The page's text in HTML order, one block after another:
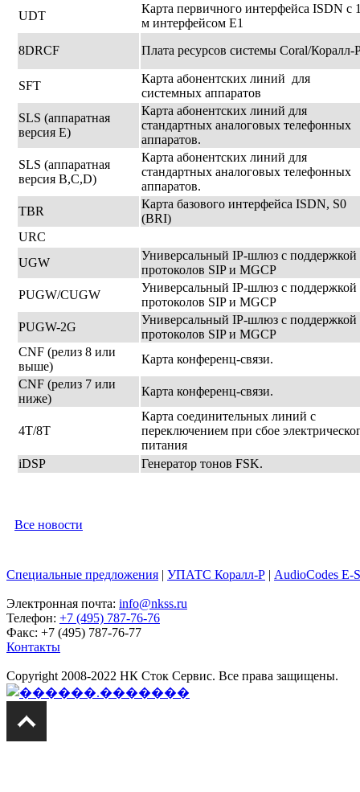
UDT
Карта первичного интерфейса ISDN с
м интерфейсом Е1
8DRCF
Плата ресурсов системы Coral/Коралл-
SFT
Карта абонентских линий для
системных аппаратов
SLS (аппаратная
версия E)
Карта абонентских линий для
стандартных аналоговых телефонных
аппаратов.
SLS (аппаратная
версия B,C,D)
Карта абонентских линий для
стандартных аналоговых телефонных
аппаратов.
TBR
Карта базового интерфейса ISDN, S0
(BRI)
URC
UGW
Универсальный IP-шлюз с поддержкой
протоколов SIP и MGCP
PUGW/CUGW
Универсальный IP-шлюз с поддержкой
протоколов SIP и MGCP
PUGW-2G
Универсальный IP-шлюз с поддержкой
протоколов SIP и MGCP
CNF (релиз 8 или
выше)
Карта конференц-связи.
CNF (релиз 7 или
ниже)
Карта конференц-связи.
4T/8T
Карта соединительных линий с
переключением при сбое
питания
iDSP
Генератор тонов FSK.
Все новости
Специальные предложения | УПАТС Коралл-Р | AudioCodes E-
Электронная почта: info@nkss.ru
Телефон: +7 (495) 787-76-76
Факс: +7 (495) 787-76-77
Контакты
Copyright 2008-2022 НК Сток Сервис. Все права защищены.